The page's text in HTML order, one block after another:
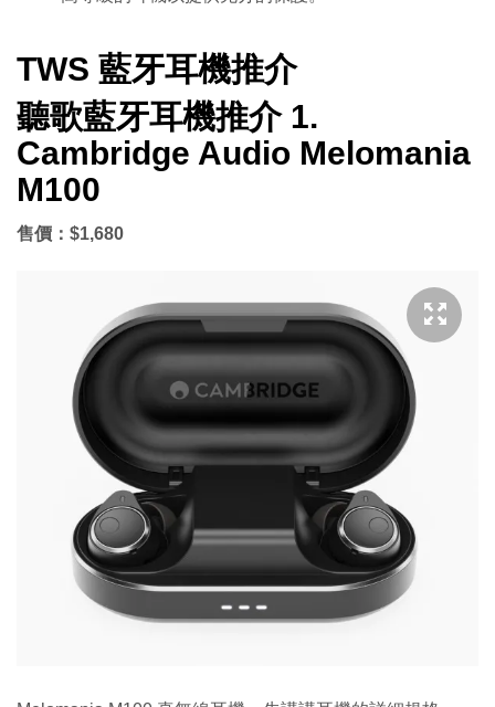
TWS 藍牙耳機推介
聽歌藍牙耳機推介 1.
Cambridge Audio Melomania
M100
售價：$1,680